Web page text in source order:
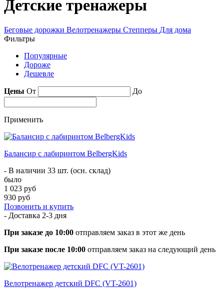
Детские тренажеры
Беговые дорожки Велотренажеры Степперы Для дома
Фильтры
Популярные
Дороже
Дешевле
Цены От До
Применить
Балансир с лабиринтом BelbergKids
- В наличии 33 шт. (осн. склад)
было
1 023 руб
930 руб
Позвонить и купить
- Доставка 2-3 дня
При заказе до 10:00 отправляем заказ в этот же день
При заказе после 10:00 отправляем заказ на следующий день
Велотренажер детский DFC (VT-2601)